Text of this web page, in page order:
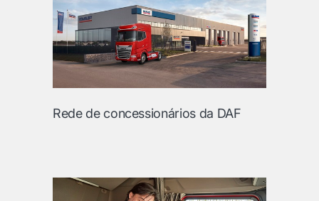
Rede de concessionários da DAF